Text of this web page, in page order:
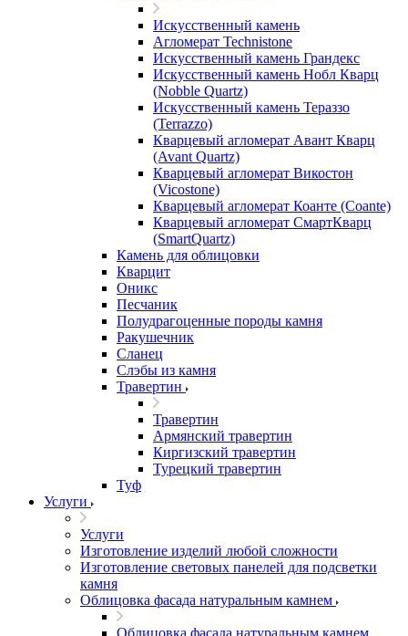
Искусственный камень
Агломерат Technistone
Искусственный камень Грандекс
Искусственный камень Нобл Кварц
(Nobble Quartz)
Искусственный камень Тераззо
(Terrazzo)
Кварцевый агломерат Авант Кварц
(Avant Quartz)
Кварцевый агломерат Викостон
(Vicostone)
Кварцевый агломерат Коанте (Coante)
Кварцевый агломерат СмартКварц
(SmartQuartz)
Камень для облицовки
Кварцит
Оникс
Песчаник
Полудрагоценные породы камня
Ракушечник
Сланец
Слэбы из камня
Травертин
Травертин
Армянский травертин
Киргизский травертин
Турецкий травертин
Туф
Услуги
Услуги
Изготовление изделий любой сложности
Изготовление световых панелей для подсветки
камня
Облицовка фасада натуральным камнем
Облицовка фасада натуральным камнем